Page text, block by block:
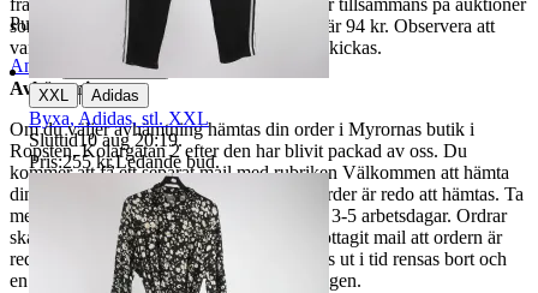
fraktpriset. Vi samfraktar upp till fyra varor tillsammans på auktioner
som avslutas samma dag. Samfraktspriset är 94 kr. Observera att
varor märkta endast avhämtning inte kan skickas.
Avhämtning
Om du väljer avhämtning hämtas din order i Myrornas butik i
Ropsten, Kolargatan 2 efter den har blivit packad av oss. Du
kommer att få ett separat mail med rubriken Välkommen att hämta
din order på Myrorna i Ropsten! när din order är redo att hämtas. Ta
med legitimation. Hanteringstiden är cirka 3-5 arbetsdagar. Ordrar
ska hämtas senast 7 dagar efter att man mottagit mail att ordern är
redo för avhämtning. Ordrar som ej hämtas ut i tid rensas bort och
en avgift på 84 kr dras av från återbetalningen.
Publicerad
5 jun 21:08
Anmäl Sälj liknande
XXL | Adidas
Byxa, Adidas, stl. XXL
Sluttid10 aug 20:19.
Pris:255 kr,Ledande bud.